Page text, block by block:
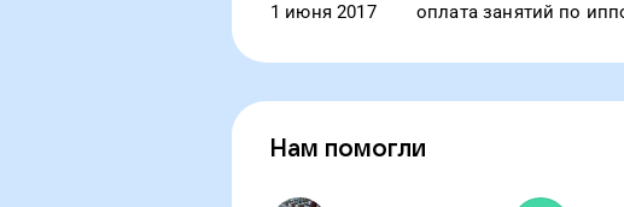
1 июня 2017 оплата занятий по
Нам помогли